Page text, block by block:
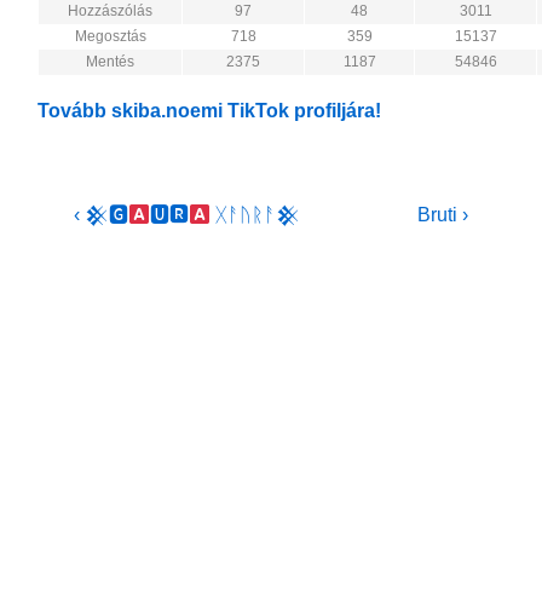
Hozzászólás
97 48
3011
Megosztás
718 359
15137
Mentés
2375 1187 54846
Tovább skiba.noemi TikTok profiljára!
Bejegyzés
Previous
‹ 𒆜🅶 🆄🆁 ᚷᚨᚢᚱᚨ𒆜
Next
Bruti ›